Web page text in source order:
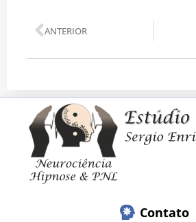
Anterior
ANTERIOR
Contato